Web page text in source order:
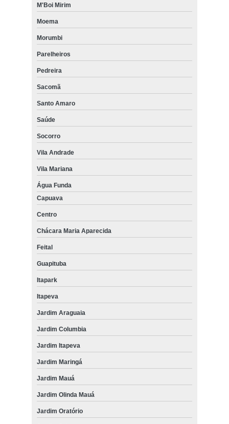
M'Boi Mirim
Moema
Morumbi
Parelheiros
Pedreira
Sacomã
Santo Amaro
Saúde
Socorro
Vila Andrade
Vila Mariana
Água Funda
Capuava
Centro
Chácara Maria Aparecida
Feital
Guapituba
Itapark
Itapeva
Jardim Araguaia
Jardim Columbia
Jardim Itapeva
Jardim Maringá
Jardim Mauá
Jardim Olinda Mauá
Jardim Oratório